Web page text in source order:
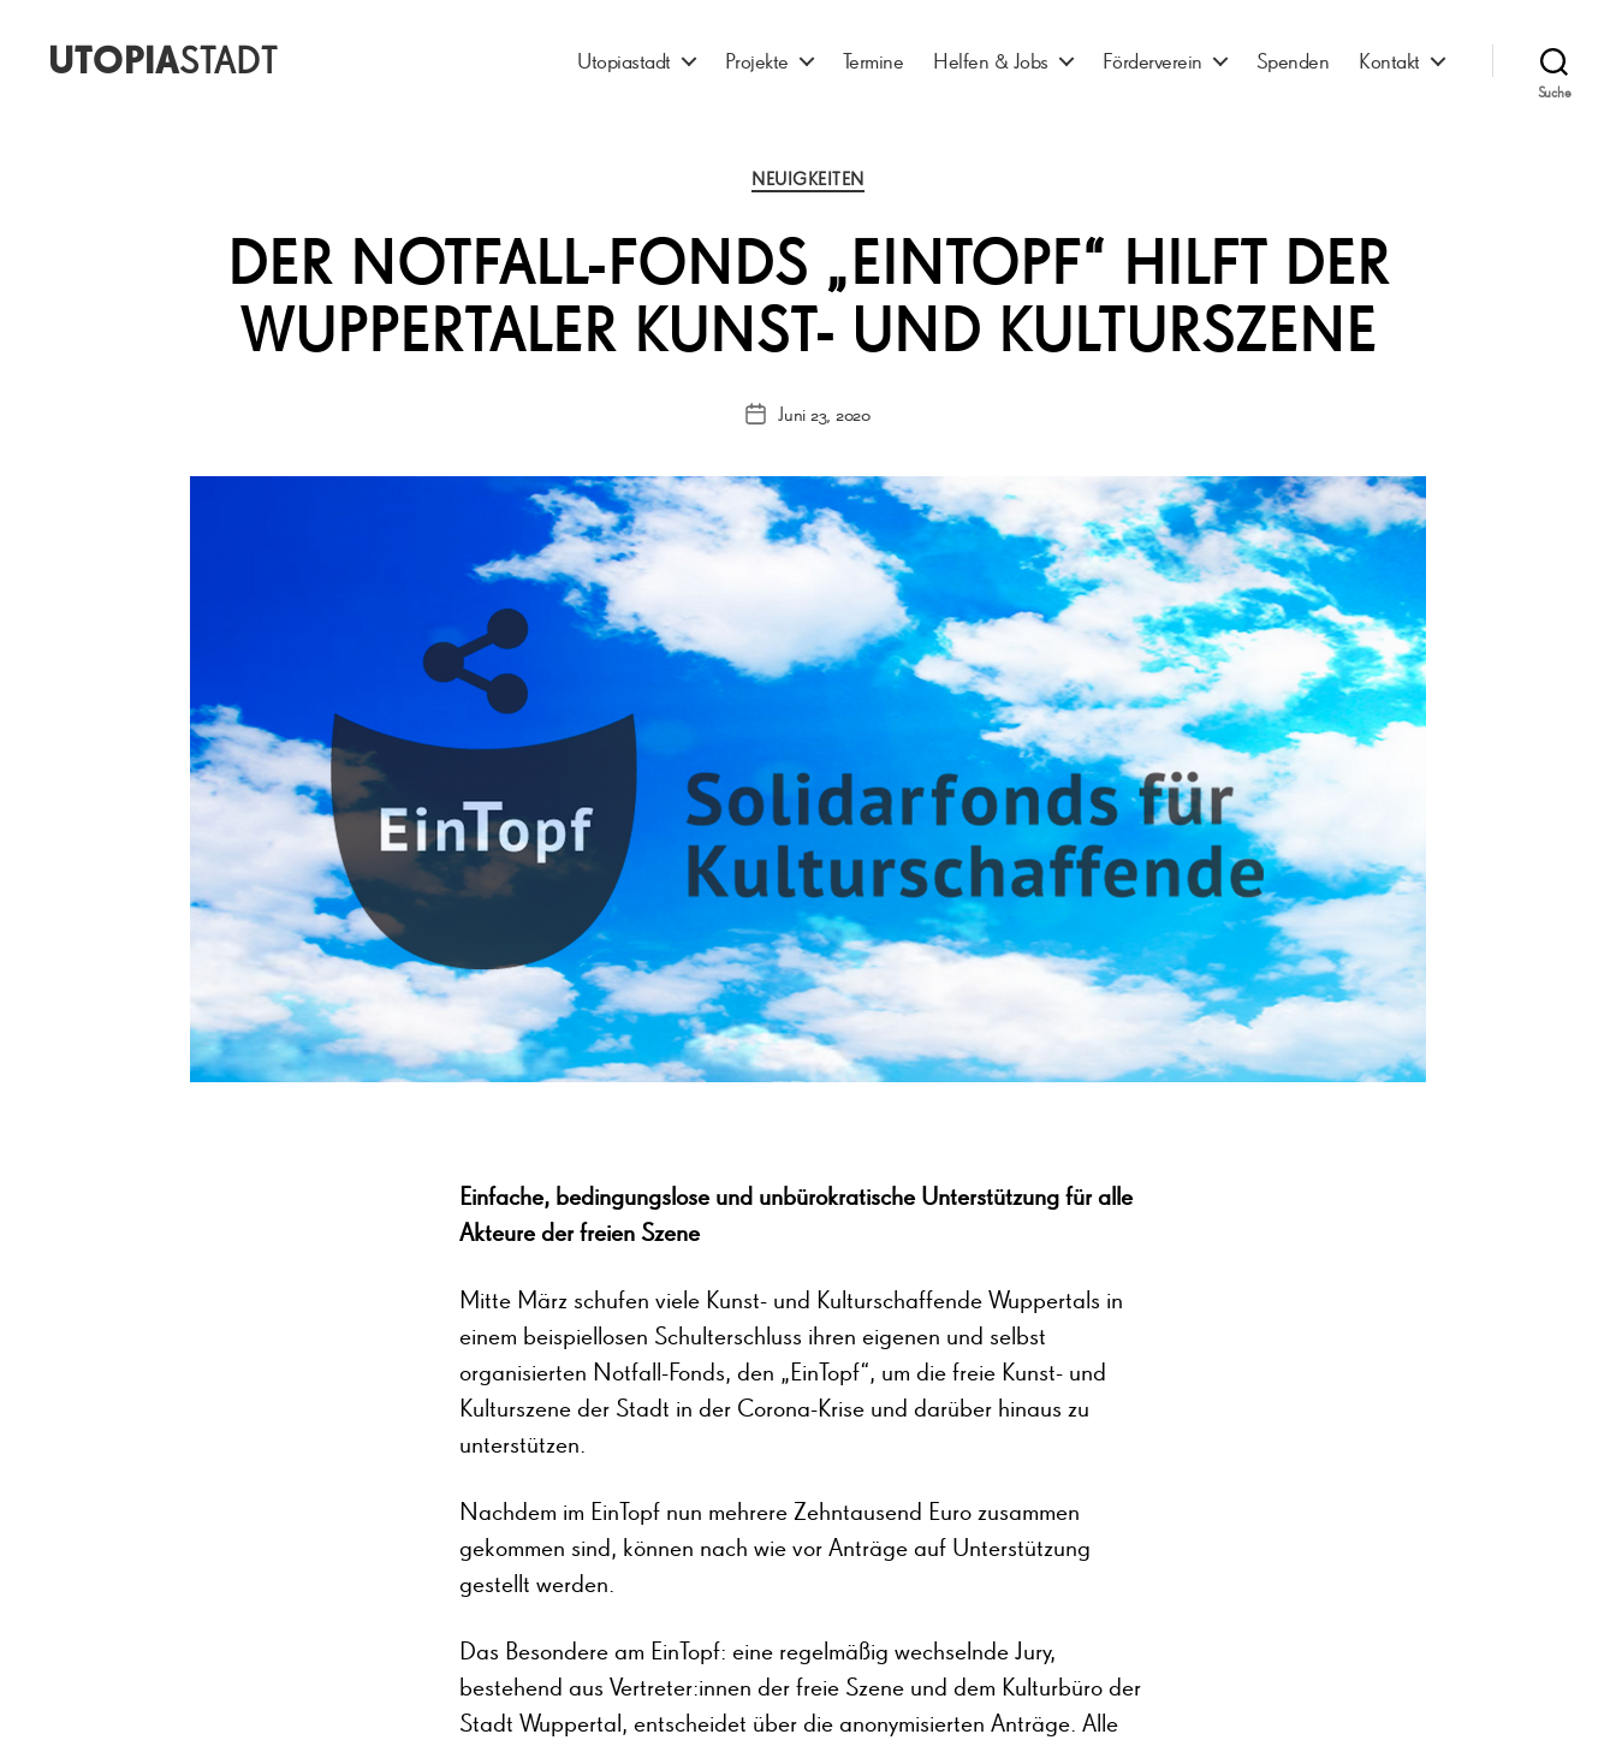
UTOPIASTADT Utopiastadt Projekte Termine Helfen & Jobs Förderverein Spenden Kontakt
Suche
Kategorien
NEUIGKEITEN
DER NOTFALL-FONDS „EINTOPF“ HILFT DER
WUPPERTALER KUNST- UND KULTURSZENE
Veröffentlichungsdatum
Juni 23, 2020
Einfache, bedingungslose und unbürokratische Unterstützung für alle
Akteure der freien Szene
Mitte März schufen viele Kunst- und Kulturschaffende Wuppertals in
einem beispiellosen Schulterschluss ihren eigenen und selbst
organisierten Notfall-Fonds, den „EinTopf“, um die freie Kunst- und
Kulturszene der Stadt in der Corona-Krise und darüber hinaus zu
unterstützen.
Nachdem im EinTopf nun mehrere Zehntausend Euro zusammen
gekommen sind, können nach wie vor Anträge auf Unterstützung
gestellt werden.
Das Besondere am EinTopf: eine regelmäßig wechselnde Jury,
bestehend aus Vertreter:innen der freie Szene und dem Kulturbüro der
Stadt Wuppertal, entscheidet über die anonymisierten Anträge. Alle